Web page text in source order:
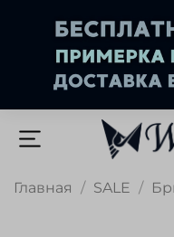
Главная SALE